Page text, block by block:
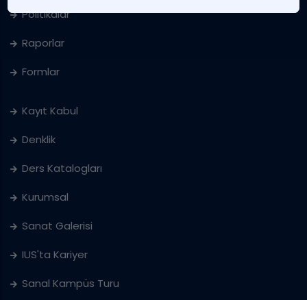
Politikalar
Raporlar
Formlar
Kayıt Kabul
Denklik
Ders Katalogları
Kurumsal
Sanat Galerisi
IUS'ta Kariyer
Sanal Kampüs Turu